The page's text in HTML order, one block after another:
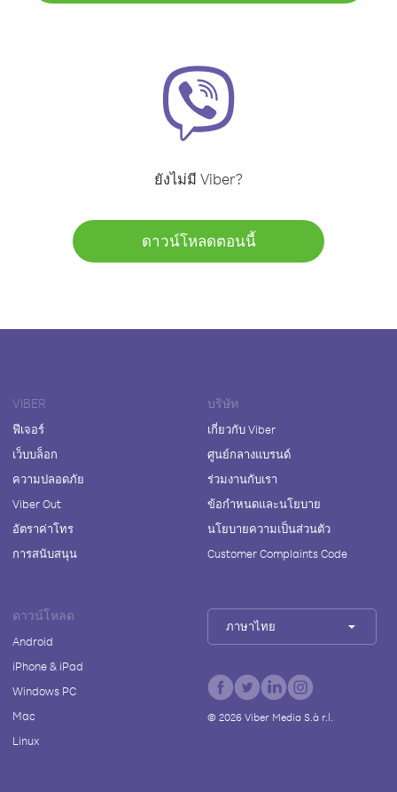
ยังไม่มี Viber?
ดาวน์โหลดตอนนี้
VIBER
ฟีเจอร์
เว็บบล็อก
ความปลอดภัย
Viber Out
อัตราค่าโทร
การสนับสนุน
บริษัท
เกี่ยวกับ Viber
ศูนย์กลางแบรนด์
ร่วมงานกับเรา
ข้อกำหนดและนโยบาย
นโยบายความเป็นส่วนตัว
Customer Complaints Code
ดาวน์โหลด
Android
iPhone & iPad
Windows PC
Mac
Linux
ภาษาไทย
© 2026Viber Media S.à r.l.